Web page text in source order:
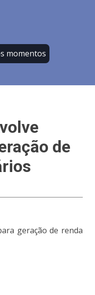
momentos
de
geração de renda